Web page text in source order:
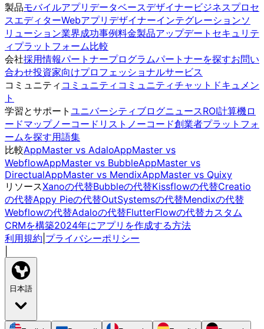
製品モバイルアプリ データベースデザイナー ビジネスプロセ
スエディターWebアプリデザイナーインテグレーションソ
リューション業界成功事例料金製品アップデート セキュリテ
ィ プラットフォーム比較
会社採用情報パートナープログラムパートナーを探すお問い
合わせ投資家向けプロフェッショナルサービス
コミュニティ コミュニティ コミュニティチャット ドキュメン
ト
学習とサポート ユニバーシティ ブログニュースROI計算機ロ
ードマップノーコードリスト ノーコード創業者プラットフォ
ームを探す用語集
比較AppMaster vs AdaloAppMaster vs
WebflowAppMaster vs BubbleAppMaster vs
DirectualAppMaster vs MendixAppMaster vs Quixy
リソースXanoの代替Bubbleの代替Kissflowの代替Creatio
の代替Appy Pieの代替OutSystemsの代替Mendixの代替
Webflowの代替Adaloの代替FlutterFlowの代替カスタム
CRMを構築2024年にアプリを作成する方法
利用規約 プライバシーポリシー
日本語